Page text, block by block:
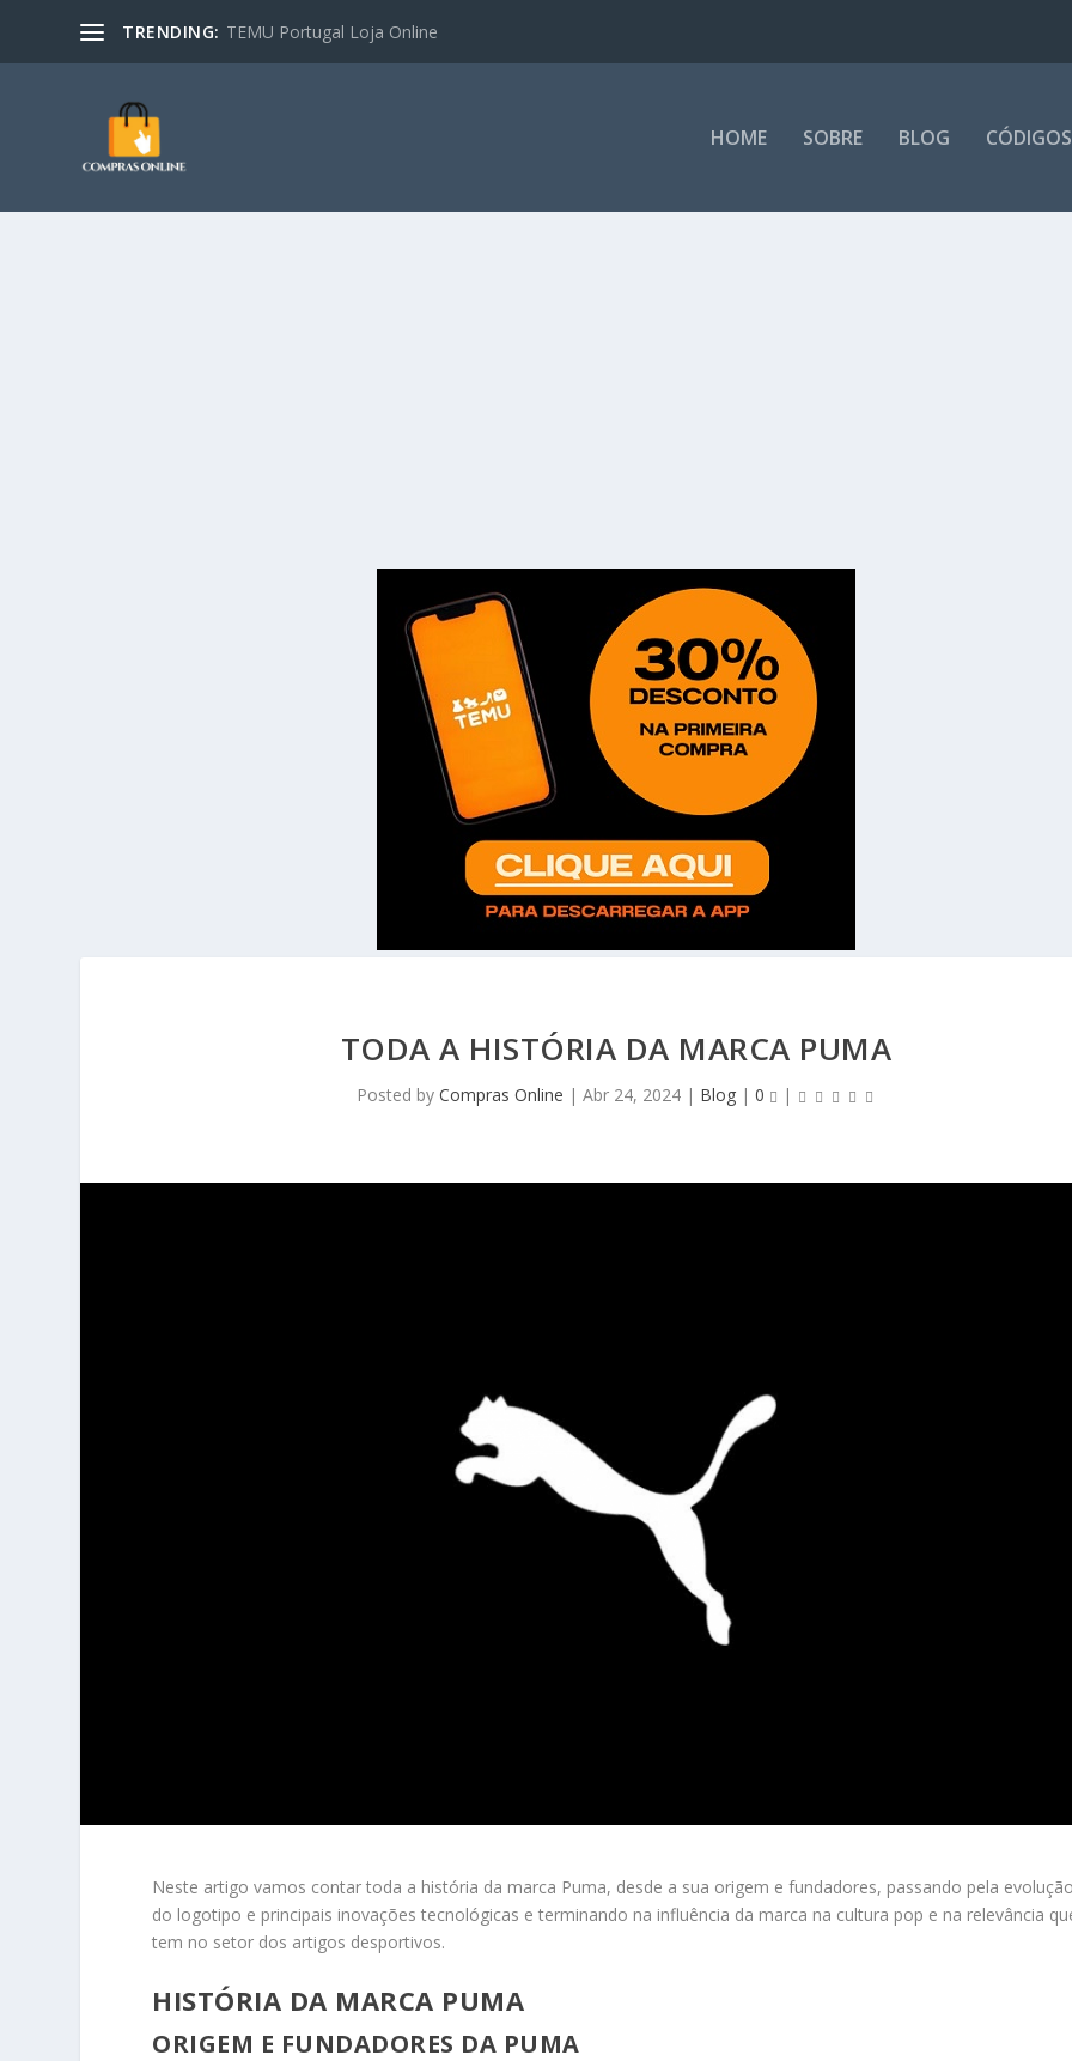
TRENDING: TEMU Portugal Loja Online
HOME SOBRE BLOG
TODA A HISTÓRIA DA MARCA PUMA
Posted by Compras Online | Abr 24, 2024| Blog| 0 |
Neste artigo vamos contar toda a história da marca Puma, desde a sua origem e fundadores, passando pela
do logotipo e principais inovações tecnológicas e terminando na influência da marca na cultura pop e na relevância
tem no setor dos artigos desportivos.
HISTÓRIA DA MARCA PUMA
ORIGEM E FUNDADORES DA PUMA